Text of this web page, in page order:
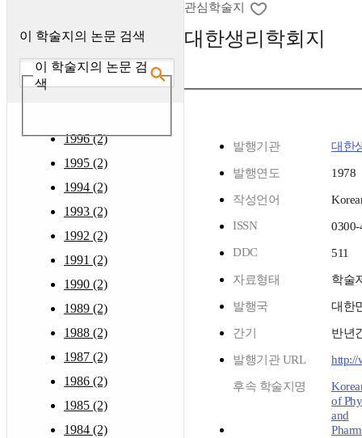
이 학술지의 논문 검색
이 학술지의 논문 검
색
1996 (2)
1995 (2)
1994 (2)
1993 (2)
1992 (2)
1991 (2)
1990 (2)
1989 (2)
1988 (2)
1987 (2)
1986 (2)
1985 (2)
1984 (2)
관심학술지
대한생리학회지
발행기관 대한
발행연도 1978
작성언어
ISSN
0300-
DDC
511
자료형태 학술
발행국 대한
간기 반년
발행기관 URL http://
후속 학술지명
of
and